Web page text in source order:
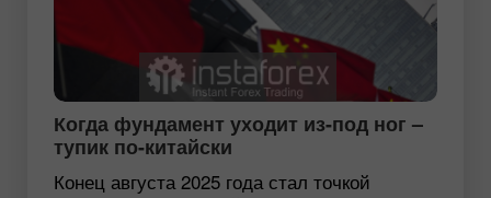
Когда фундамент уходит из-под ног –
тупик по-китайски
Конец августа 2025 года стал точкой